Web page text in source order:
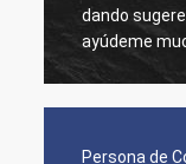
dando
ayúdeme
Todo en el
Persona de